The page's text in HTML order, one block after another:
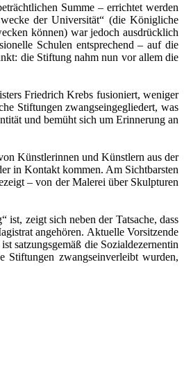
Summe – errichtet werden
der Universität“ (die Königliche
können) war jedoch ausdrücklich
Schulen entsprechend – auf die
die Stiftung nahm nun vor allem die
Friedrich Krebs fusioniert, weniger
Stiftungen zwangseingegliedert, was
und bemüht sich um Erinnerung an
Künstlerinnen und Künstlern aus der
in Kontakt kommen. Am Sichtbarsten
– von der Malerei über Skulpturen
zeigt sich neben der Tatsache, dass
angehören. Aktuelle Vorsitzende
satzungsgemäß die Sozialdezernentin
Stiftungen zwangseinverleibt wurden,